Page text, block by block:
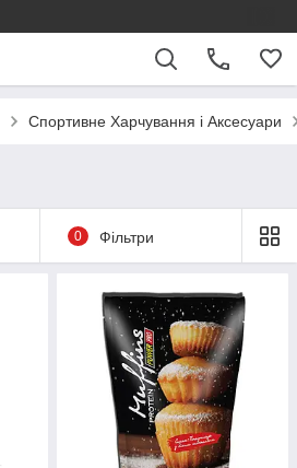
Спортивне Харчування і Аксесуари
0 Фільтри